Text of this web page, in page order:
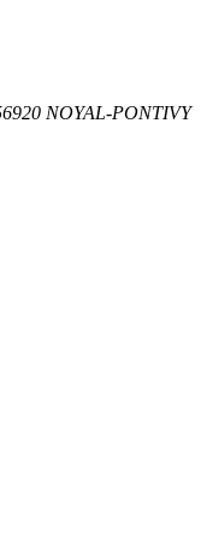
NOYAL-PONTIVY